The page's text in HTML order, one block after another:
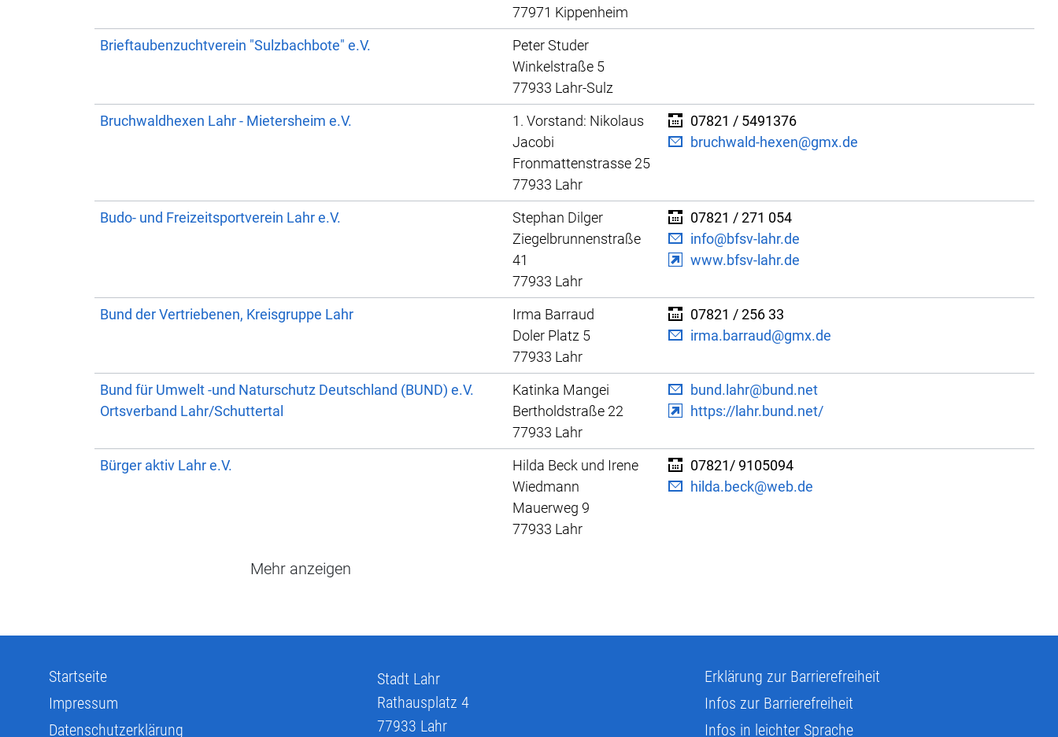
77971 Kippenheim
Brieftaubenzuchtverein "Sulzbachbote" e.V.
Peter Studer
Winkelstraße 5
77933 Lahr-Sulz
Bruchwaldhexen Lahr - Mietersheim e.V.
1. Vorstand: Nikolaus
Jacobi
Fronmattenstrasse 25
77933 Lahr
07821 / 5491376
bruchwald-hexen@gmx.de
Budo- und Freizeitsportverein Lahr e.V.
Stephan Dilger
Ziegelbrunnenstraße
41
77933 Lahr
07821 / 271 054
info@bfsv-lahr.de
www.bfsv-lahr.de
Bund der Vertriebenen, Kreisgruppe Lahr
Irma Barraud
Doler Platz 5
77933 Lahr
07821 / 256 33
irma.barraud@gmx.de
Bund für Umwelt -und Naturschutz Deutschland (BUND) e.V.
Ortsverband Lahr/Schuttertal
Katinka Mangei
Bertholdstraße 22
77933 Lahr
bund.lahr@bund.net​​​​​​
https://lahr.bund.net/
Bürger aktiv Lahr e.V.
Hilda Beck und Irene
Wiedmann
Mauerweg 9
77933 Lahr
07821/ 9105094
hilda.beck@web.de
Mehr anzeigen
Startseite
Impressum
Datenschutzerklärung
Stadt Lahr
Rathausplatz 4
77933 Lahr
Erklärung zur Barrierefreiheit
Infos zur Barrierefreiheit
Infos in leichter Sprache